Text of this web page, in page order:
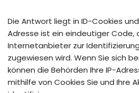
Die Antwort liegt in ID-Cookies
Adresse ist ein eindeutiger Code,
Internetanbieter zur
zugewiesen wird. Wenn Sie sich
können die Behörden Ihre IP-
mithilfe von Cookies Sie und Ihre